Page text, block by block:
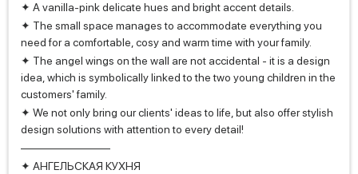
✦ A vanilla-pink delicate hues and bright accent details.
✦ The small space manages to accommodate everything you
need for a comfortable, cosy and warm time with your family.
✦ The angel wings on the wall are not accidental - it is a design
idea, which is symbolically linked to the two young children in the
customers' family.
✦ We not only bring our clients' ideas to life, but also offer stylish
design solutions with attention to every detail!
————————
✦ АНГЕЛЬСКАЯ КУХНЯ